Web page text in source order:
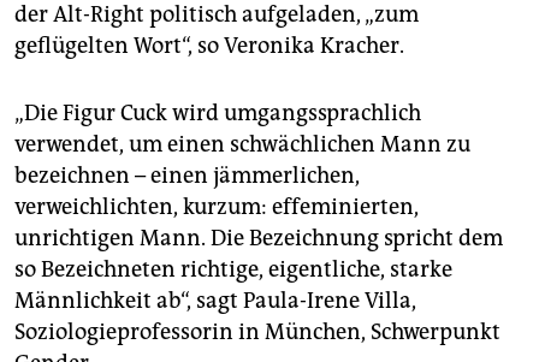
der Alt-Right politisch aufgeladen, „zum
geflügelten Wort“, so Veronika Kracher.
„Die Figur Cuck wird umgangssprachlich
verwendet, um einen schwächlichen Mann zu
bezeichnen – einen jämmerlichen,
verweichlichten, kurzum: effeminierten,
unrichtigen Mann. Die Bezeichnung spricht dem
so Bezeichneten richtige, eigentliche, starke
Männlichkeit ab“, sagt Paula-Irene Villa,
Soziologieprofessorin in München, Schwerpunkt